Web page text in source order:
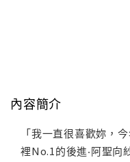
內容簡介
「我一直很喜歡妳，
裡No.1的後進‧阿聖向